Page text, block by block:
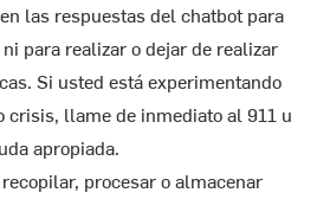
las respuestas del chatbot para
para realizar o dejar de realizar
Si usted está experimentando
crisis, llame de inmediato al 911 u
apropiada.
procesar o almacenar